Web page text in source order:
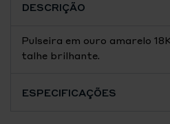
DESCRIÇÃO
Pulseira em ouro amarelo
talhe brilhante.
ESPECIFICAÇÕES